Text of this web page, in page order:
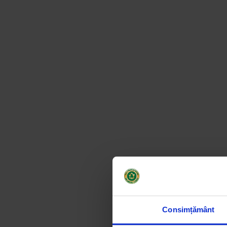
Consimțământ